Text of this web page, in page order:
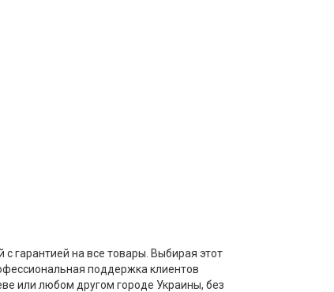
гарантией на все товары. Выбирая этот
поддержка клиентов
или любом другом городе Украины, без